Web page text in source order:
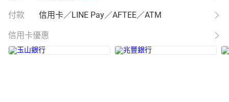
付款 信用卡／LINE Pay／AFTEE／ATM
信用卡優惠